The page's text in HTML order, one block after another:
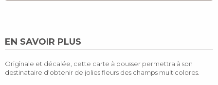
EN SAVOIR PLUS
Originale et décalée, cette carte à pousser permettra à son
destinataire d'obtenir de jolies fleurs des champs multicolores.